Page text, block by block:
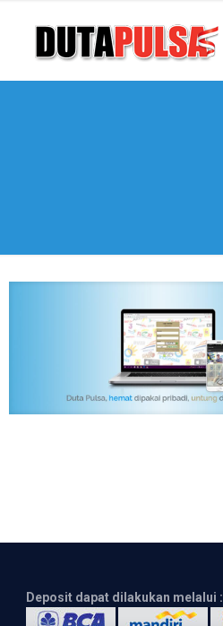
Deposit dapat dilakukan melalui :